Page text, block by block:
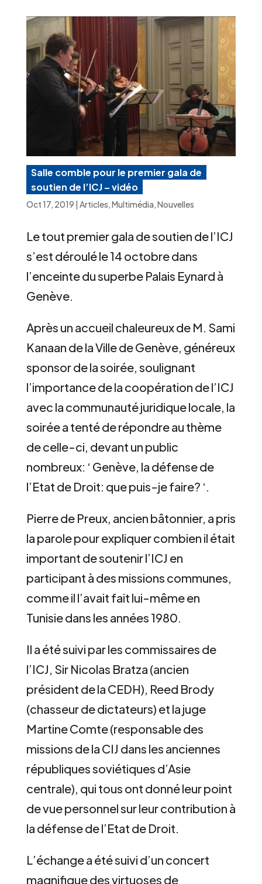
Salle comble pour le premier gala de
soutien de l’ICJ – vidéo
Oct 17, 2019 | Articles,Multimédia,Nouvelles
Le tout premier gala de soutien de l’ICJ
s’est déroulé le 14 octobre dans
l’enceinte du superbe Palais Eynard à
Genève.
Après un accueil chaleureux de M. Sami
Kanaan de la Ville de Genève, généreux
sponsor de la soirée, soulignant
l’importance de la coopération de l’ICJ
avec la communauté juridique locale, la
soirée a tenté de répondre au thème
de celle-ci, devant un public
nombreux: ‘ Genève, la défense de
l’Etat de Droit: que puis-je faire? ‘.
Pierre de Preux, ancien bâtonnier, a pris
la parole pour expliquer combien il était
important de soutenir l’ICJ en
participant à des missions communes,
comme il l’avait fait lui-même en
Tunisie dans les années 1980.
Il a été suivi par les commissaires de
l’ICJ, Sir Nicolas Bratza (ancien
président de la CEDH), Reed Brody
(chasseur de dictateurs) et la juge
Martine Comte (responsable des
missions de la CIJ dans les anciennes
républiques soviétiques d’Asie
centrale), qui tous ont donné leur point
de vue personnel sur leur contribution à
la défense de l’Etat de Droit.
L’échange a été suivi d’un concert
magnifique des virtuoses de